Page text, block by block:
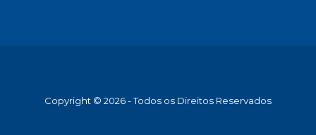
Copyright © 2026 - Todos os Direitos Reservados